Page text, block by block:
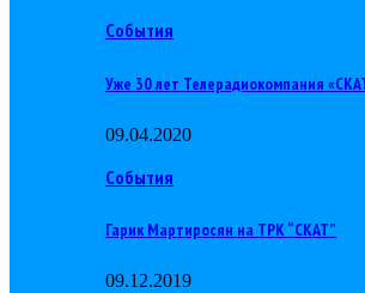
События
Уже 30 лет Телерадиокомпания
09.04.2020
События
Гарик Мартиросян на ТРК “СКАТ”
09.12.2019